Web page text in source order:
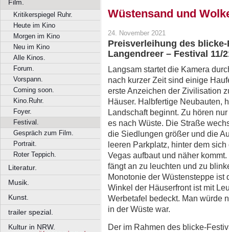
Film.
Kritikerspiegel Ruhr.
Heute im Kino
Morgen im Kino
Neu im Kino
Alle Kinos.
Forum.
Vorspann.
Coming soon.
Kino.Ruhr.
Foyer.
Festival.
Gespräch zum Film.
Portrait.
Roter Teppich.
Literatur.
Musik.
Kunst.
trailer spezial.
Kultur in NRW.
Wüstensand und
24. November 2021
Preisverleihung des
Langendreer – Festival 11/
Langsam startet die Kamera
nach kurzer Zeit sind einige
erste Anzeichen der Zivilisation
Häuser. Halbfertige Neubauten,
Landschaft beginnt. Zu hören
es nach Wüste. Die Straße
die Siedlungen größer und die
leeren Parkplatz, hinter dem
Vegas aufbaut und näher
fängt an zu leuchten und zu
Monotonie der Wüstensteppe ist
Winkel der Häuserfront ist mit
Werbetafel bedeckt. Man würde
in der Wüste war.
Der im Rahmen des blicke-